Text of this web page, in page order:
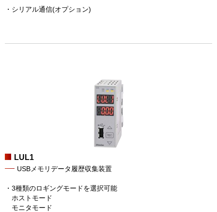
・シリアル通信(オプション)
LUL1
USBメモリデータ履歴収集装置
・3種類のロギングモードを選択可能
ホストモード
モニタモード